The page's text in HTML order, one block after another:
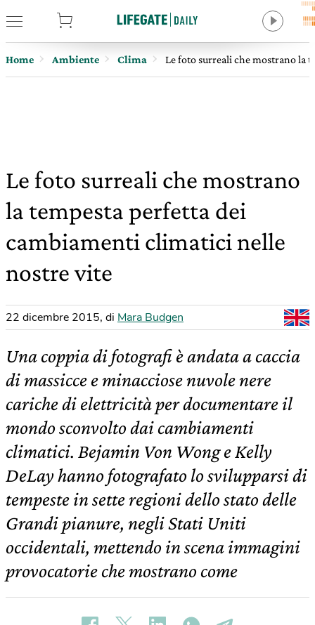
Home Ambiente Clima Le foto surreali che mostrano la
Le foto surreali che mostrano
la tempesta perfetta dei
cambiamenti climatici nelle
nostre vite
22 dicembre 2015, di Mara Budgen
Una coppia di fotografi è andata a caccia
di massicce e minacciose nuvole nere
cariche di elettricità per documentare il
mondo sconvolto dai cambiamenti
climatici. Bejamin Von Wong e Kelly
DeLay hanno fotografato lo svilupparsi di
tempeste in sette regioni dello stato delle
Grandi pianure, negli Stati Uniti
occidentali, mettendo in scena immagini
provocatorie che mostrano come